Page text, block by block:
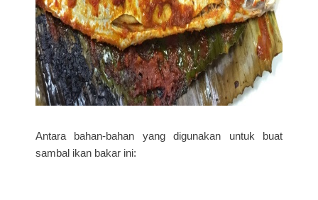
Antara bahan-bahan yang digunakan untuk buat
sambal ikan bakar ini: